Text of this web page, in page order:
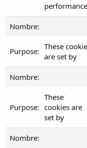
These
are set by
These
cookies are
set by